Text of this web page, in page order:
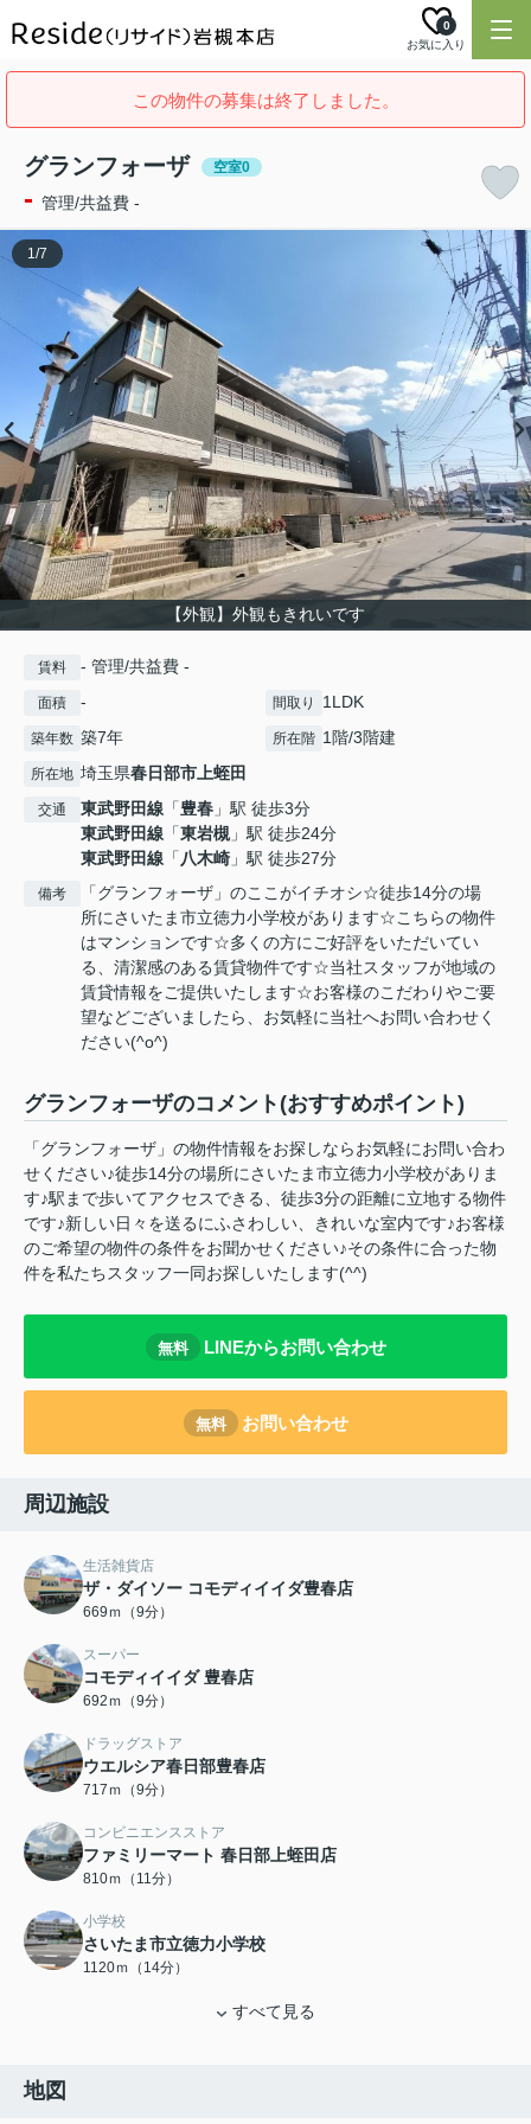
お気に入り
0
この物件の募集は終了しました。
グランフォーザ 空室0
- 管理/共益費 -
【外観】外観もきれいです
1/7
賃料 - 管理/共益費 -
面積 - 間取り 1LDK
築年数 築7年 所在階 1階/3階建
所在地 埼玉県春日部市上蛭田
交通 東武野田線 「豊春 」駅 徒歩3分
東武野田線 「東岩槻 」駅 徒歩24分
東武野田線 「八木崎 」駅 徒歩27分
備考
「グランフォーザ」のここがイチオシ☆徒歩14分の場
所にさいたま市立徳力小学校があります☆こちらの物件
はマンションです☆多くの方にご好評をいただいてい
る、清潔感のある賃貸物件です☆当社スタッフが地域の
賃貸情報をご提供いたします☆お客様のこだわりやご要
望などございましたら、お気軽に当社へお問い合わせく
ださい(^o^)
グランフォーザのコメント(おすすめポイント)
「グランフォーザ」の物件情報をお探しならお気軽にお問い合わ
せください♪徒歩14分の場所にさいたま市立徳力小学校がありま
す♪駅まで歩いてアクセスできる、徒歩3分の距離に立地する物件
です♪新しい日々を送るにふさわしい、きれいな室内です♪お客様
のご希望の物件の条件をお聞かせください♪その条件に合った物
件を私たちスタッフ一同お探しいたします(^^)
無料 LINEからお問い合わせ
無料 お問い合わせ
周辺施設
生活雑貨店
ザ・ダイソー コモディイイダ豊春店
669ｍ（9分）
スーパー
コモディイイダ 豊春店
692ｍ（9分）
ドラッグストア
ウエルシア春日部豊春店
717ｍ（9分）
コンビニエンスストア
ファミリーマート 春日部上蛭田店
810ｍ（11分）
小学校
さいたま市立徳力小学校
1120ｍ（14分）
すべて見る
地図